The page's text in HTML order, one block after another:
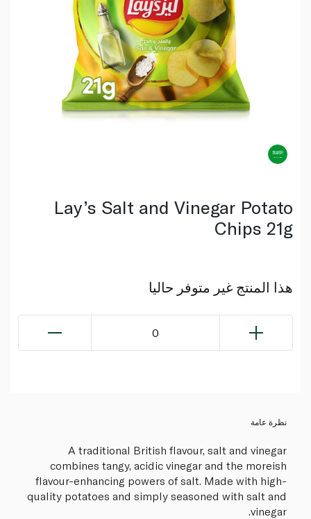
Lay’s Salt and Vinegar Potato
Chips 21g
هذا المنتج غير متوفر حاليا
0
نظرة عامة
A traditional British flavour, salt and vinegar
combines tangy, acidic vinegar and the moreish
flavour-enhancing powers of salt. Made with high-
quality potatoes and simply seasoned with salt and
vinegar.